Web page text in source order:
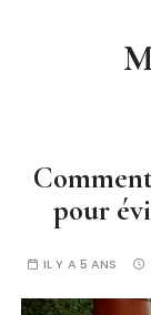
pour
IL Y A 5 ANS